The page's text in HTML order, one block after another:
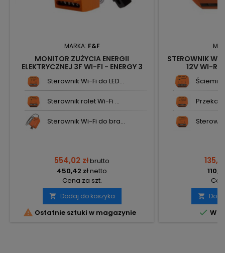
MARKA: F&F
MONITOR ZUŻYCIA ENERGII
ELEKTRYCZNEJ 3F WI-FI - ENERGY 3
Sterownik Wi-Fi do LED...
Sterownik rolet Wi-Fi ...
Sterownik Wi-Fi do bra...
554,02 złbrutto
450,42 złnetto
Cena za szt.
 Dodaj do koszyka
 Ostatnie sztuki w magazynie
STEROWNIK
12V WI-

 W